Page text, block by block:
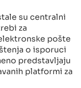
su centralni
za
pošte
o isporuci
predstavljaju
platformi za